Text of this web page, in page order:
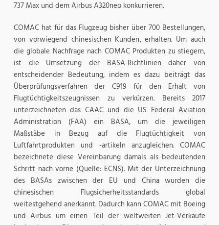
737 Max und dem Airbus A320neo konkurrieren.
COMAC hat für das Flugzeug bisher über 700 Bestellungen,
von vorwiegend chinesischen Kunden, erhalten. Um auch
die globale Nachfrage nach COMAC Produkten zu stiegern,
ist die Umsetzung der BASA-Richtlinien daher von
entscheidender Bedeutung, indem es dazu beiträgt das
Überprüfungsverfahren der C919 für den Erhalt von
Flugtüchtigkeitszeugnissen zu verkürzen. Bereits 2017
unterzeichneten das CAAC und die US Federal Aviation
Administration (FAA) ein BASA, um die jeweiligen
Maßstäbe in Bezug auf die Flugtüchtigkeit von
Luftfahrtprodukten und -artikeln anzugleichen. COMAC
bezeichnete diese Vereinbarung damals als bedeutenden
Schritt nach vorne (Quelle: ECNS). Mit der Unterzeichnung
des BASAs zwischen der EU und China wurden die
chinesischen Flugsicherheitsstandards global
weitestgehend anerkannt. Dadurch kann COMAC mit Boeing
und Airbus um einen Teil der weltweiten Jet-Verkäufe